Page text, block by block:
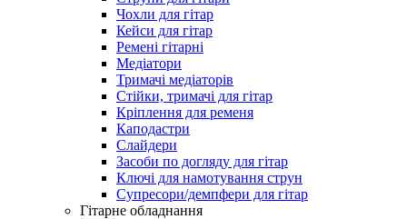
Чохли для гітар
Кейси для гітар
Ремені гітарні
Медіатори
Тримачі медіаторів
Стійки, тримачі для гітар
Кріплення для ременя
Каподастри
Слайдери
Засоби по догляду для гітар
Ключі для намотування струн
Супресори/демпфери для гітар
Гітарне обладнання